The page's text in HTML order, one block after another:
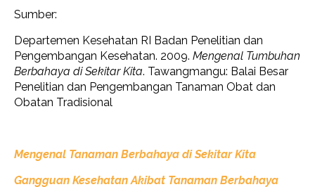
Sumber:
Departemen Kesehatan RI Badan Penelitian dan
Pengembangan Kesehatan. 2009. Mengenal Tumbuhan
Berbahaya di Sekitar Kita. Tawangmangu: Balai Besar
Penelitian dan Pengembangan Tanaman Obat dan
Obatan Tradisional
Mengenal Tanaman Berbahaya di Sekitar Kita
Gangguan Kesehatan Akibat Tanaman Berbahaya